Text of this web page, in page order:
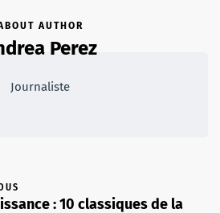
AUTHOR
Perez
Journaliste
: 10 classiques de la